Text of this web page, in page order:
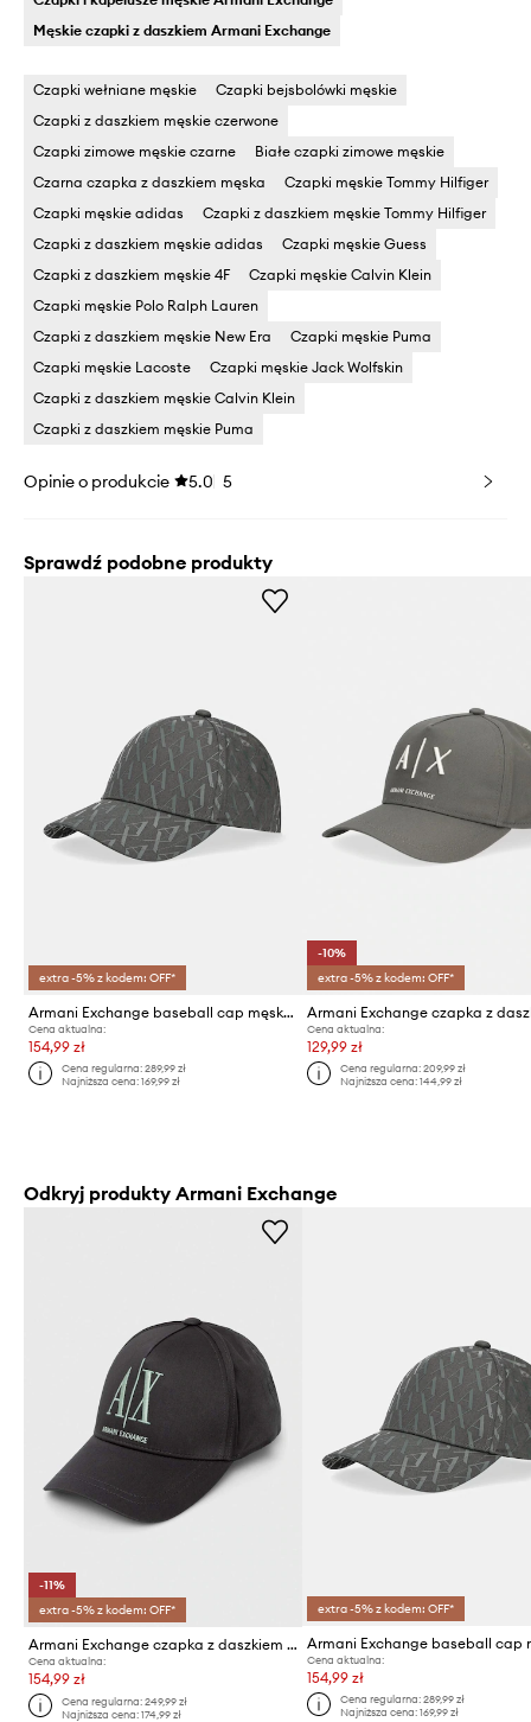
Męskie czapki z daszkiem Armani Exchange
Czapki wełniane męskie
Czapki bejsbolówki męskie
Czapki z daszkiem męskie czerwone
Czapki zimowe męskie czarne
Białe czapki zimowe męskie
Czarna czapka z daszkiem męska
Czapki męskie Tommy Hilfiger
Czapki męskie adidas
Czapki z daszkiem męskie Tommy Hilfiger
Czapki z daszkiem męskie adidas
Czapki męskie Guess
Czapki z daszkiem męskie 4F
Czapki męskie Calvin Klein
Czapki męskie Polo Ralph Lauren
Czapki z daszkiem męskie New Era
Czapki męskie Puma
Czapki męskie Lacoste
Czapki męskie Jack Wolfskin
Czapki z daszkiem męskie Calvin Klein
Czapki z daszkiem męskie Puma
Opinie o produkcie 5.0 5
Sprawdź podobne produkty
extra -5% z kodem: OFF*
Armani Exchange baseball cap męska bawełniana
Cena aktualna:
154,99 zł
Cena regularna:289,99 zł
Najniższa cena:169,99 zł
-10%
extra -5% z kodem: OFF*
Cena aktualna:
129,99 zł
Cena regularna: 209,99 zł
Najniższa cena: 144,99 zł
Odkryj produkty Armani Exchange
-11%
extra -5% z kodem: OFF*
Armani Exchange czapka z daszkiem bawełniana
Cena aktualna:
154,99 zł
Cena regularna:249,99 zł
Najniższa cena:174,99 zł
extra -5% z kodem: OFF*
Cena aktualna:
154,99 zł
Cena regularna: 289,99 zł
Najniższa cena: 169,99 zł